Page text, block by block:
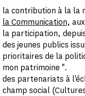
la contribution à la la
la Communication,
la participation,
des jeunes publics
prioritaires de la
mon patrimoine ".
des partenariats à
champ social